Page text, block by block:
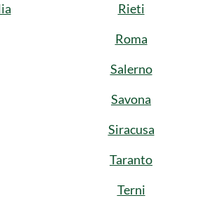
Rieti
Roma
Salerno
Savona
Siracusa
Taranto
Terni